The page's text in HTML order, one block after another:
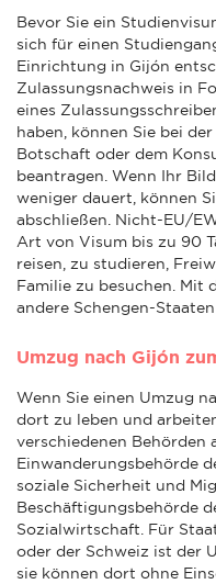
Bevor Sie ein
sich für einen
Einrichtung in Gijón
Zulassungsnachweis in
eines
haben, können Sie bei
Botschaft oder dem
beantragen. Wenn Ihr
weniger dauert, können
abschließen. Nicht-EU/
Art von Visum bis zu 90
reisen, zu studieren,
Familie zu besuchen. Mit
andere Schengen-Staaten
Umzug nach Gijón
Wenn Sie einen Umzug
dort zu leben und
verschiedenen Behörden
Einwanderungsbehörde
soziale Sicherheit und
Beschäftigungsbehörde
Sozialwirtschaft. Für
oder der Schweiz ist der
sie können dort ohne